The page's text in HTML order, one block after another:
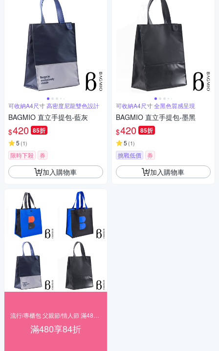
可收納A4尺寸 高密度尼龍雙色設計
BAGMIO 直立手提包-藍灰
$420 85折
5 (1)
限時下殺 券
加入購物車
滿480享84折
可收納A4尺寸 全黑色質感呈現
BAGMIO 直立手提包-墨黑
$420 85折
5 (1)
挑戰低價 券
加入購物車